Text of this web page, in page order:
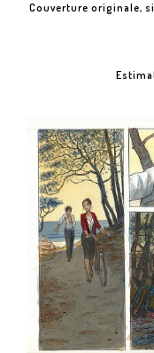
Couverture originale,